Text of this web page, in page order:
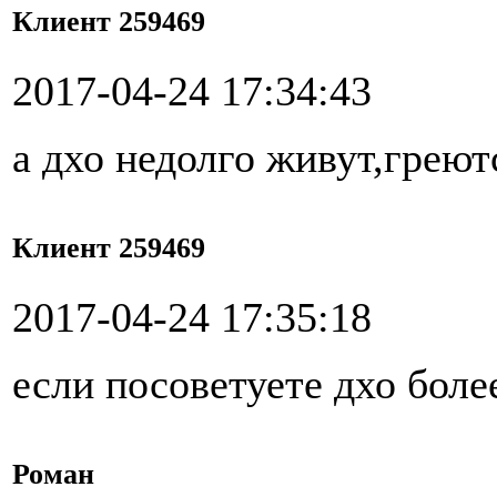
Клиент 259469
2017-04-24 17:34:43
а дхо недолго
Клиент 259469
2017-04-24 17:35:18
если посоветуете дхо
Роман